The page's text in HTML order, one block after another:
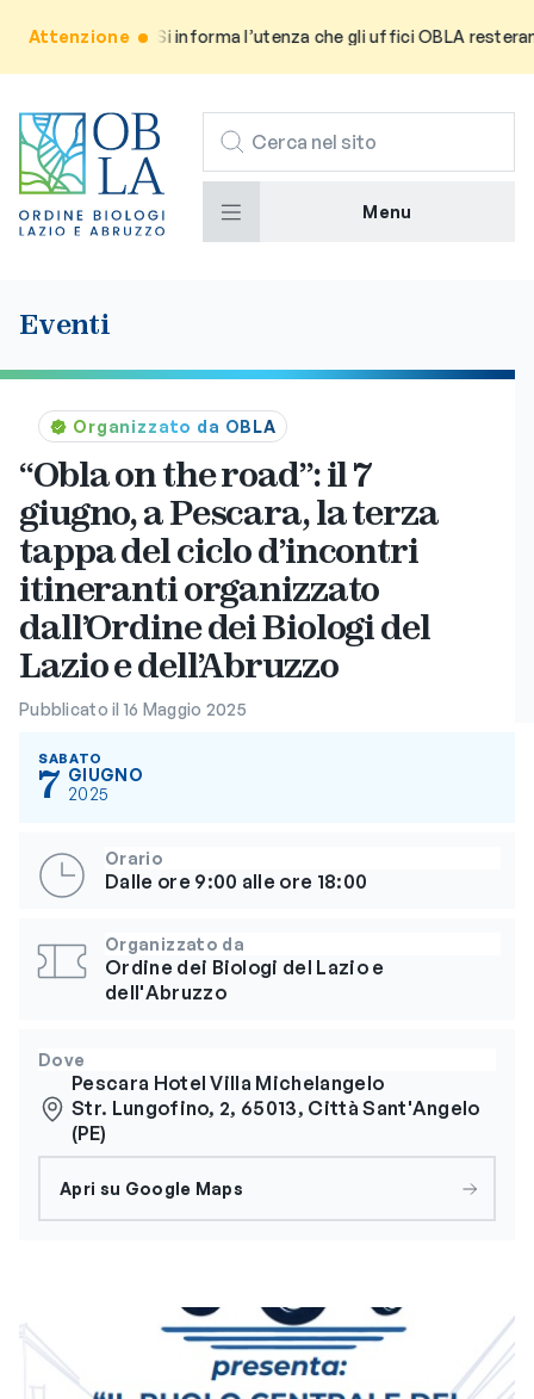
Attenzione
Avviso: Si informa l’utenza che gli uffici OBLA resteranno
CERCA
Menu
Eventi
Organizzato da OBLA
“Obla on the road”: il 7
giugno, a Pescara, la terza
tappa del ciclo d’incontri
itineranti organizzato
dall’Ordine dei Biologi del
Lazio e dell’Abruzzo
Pubblicato il 16 Maggio 2025
SABATO
7 GIUGNO
2025
Orario
Dalle ore 9:00 alle ore 18:00
Organizzato da
Ordine dei Biologi del Lazio e
dell'Abruzzo
Dove
Pescara Hotel Villa Michelangelo
Str. Lungofino, 2, 65013, Città Sant'Angelo
(PE)
Apri su Google Maps